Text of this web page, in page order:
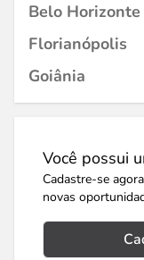
Belo Horizonte
Florianópolis
Goiânia
Você possui
Cadastre-se
novas